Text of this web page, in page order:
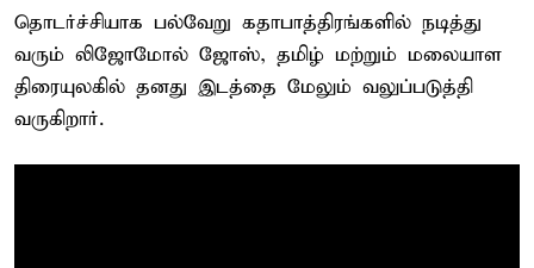
தொடர்ச்சியாக பல்வேறு கதாபாத்திரங்களில் நடித்து
வரும் லிஜோமோல் ஜோஸ், தமிழ் மற்றும் மலையாள
திரையுலகில் தனது இடத்தை மேலும் வலுப்படுத்தி
வருகிறார்.